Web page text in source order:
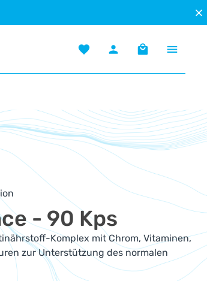
Du hast 0 Produkte auf dem
Warenkorb
- 90 Kps
Komplex mit Chrom, Vitaminen,
zur Unterstützung des normalen